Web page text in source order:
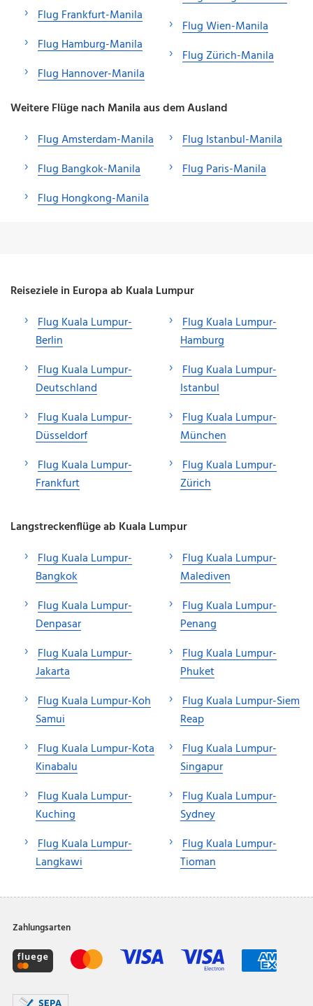
Flug Frankfurt-Manila
Flug Hamburg-Manila
Flug Hannover-Manila
Flug Wien-Manila
Flug Zürich-Manila
Weitere Flüge nach Manila aus dem Ausland
Flug Amsterdam-Manila
Flug Bangkok-Manila
Flug Hongkong-Manila
Flug Istanbul-Manila
Flug Paris-Manila
Reiseziele in Europa ab Kuala Lumpur
Flug Kuala Lumpur-
Berlin
Flug Kuala Lumpur-
Deutschland
Flug Kuala Lumpur-
Düsseldorf
Flug Kuala Lumpur-
Frankfurt
Flug Kuala Lumpur-
Hamburg
Flug Kuala Lumpur-
Istanbul
Flug Kuala Lumpur-
München
Flug Kuala Lumpur-
Zürich
Langstreckenflüge ab Kuala Lumpur
Flug Kuala Lumpur-
Bangkok
Flug Kuala Lumpur-
Denpasar
Flug Kuala Lumpur-
Jakarta
Flug Kuala Lumpur-Koh
Samui
Flug Kuala Lumpur-Kota
Kinabalu
Flug Kuala Lumpur-
Kuching
Flug Kuala Lumpur-
Langkawi
Flug Kuala Lumpur-
Malediven
Flug Kuala Lumpur-
Penang
Flug Kuala Lumpur-
Phuket
Flug Kuala Lumpur-Siem
Reap
Flug Kuala Lumpur-
Singapur
Flug Kuala Lumpur-
Sydney
Flug Kuala Lumpur-
Tioman